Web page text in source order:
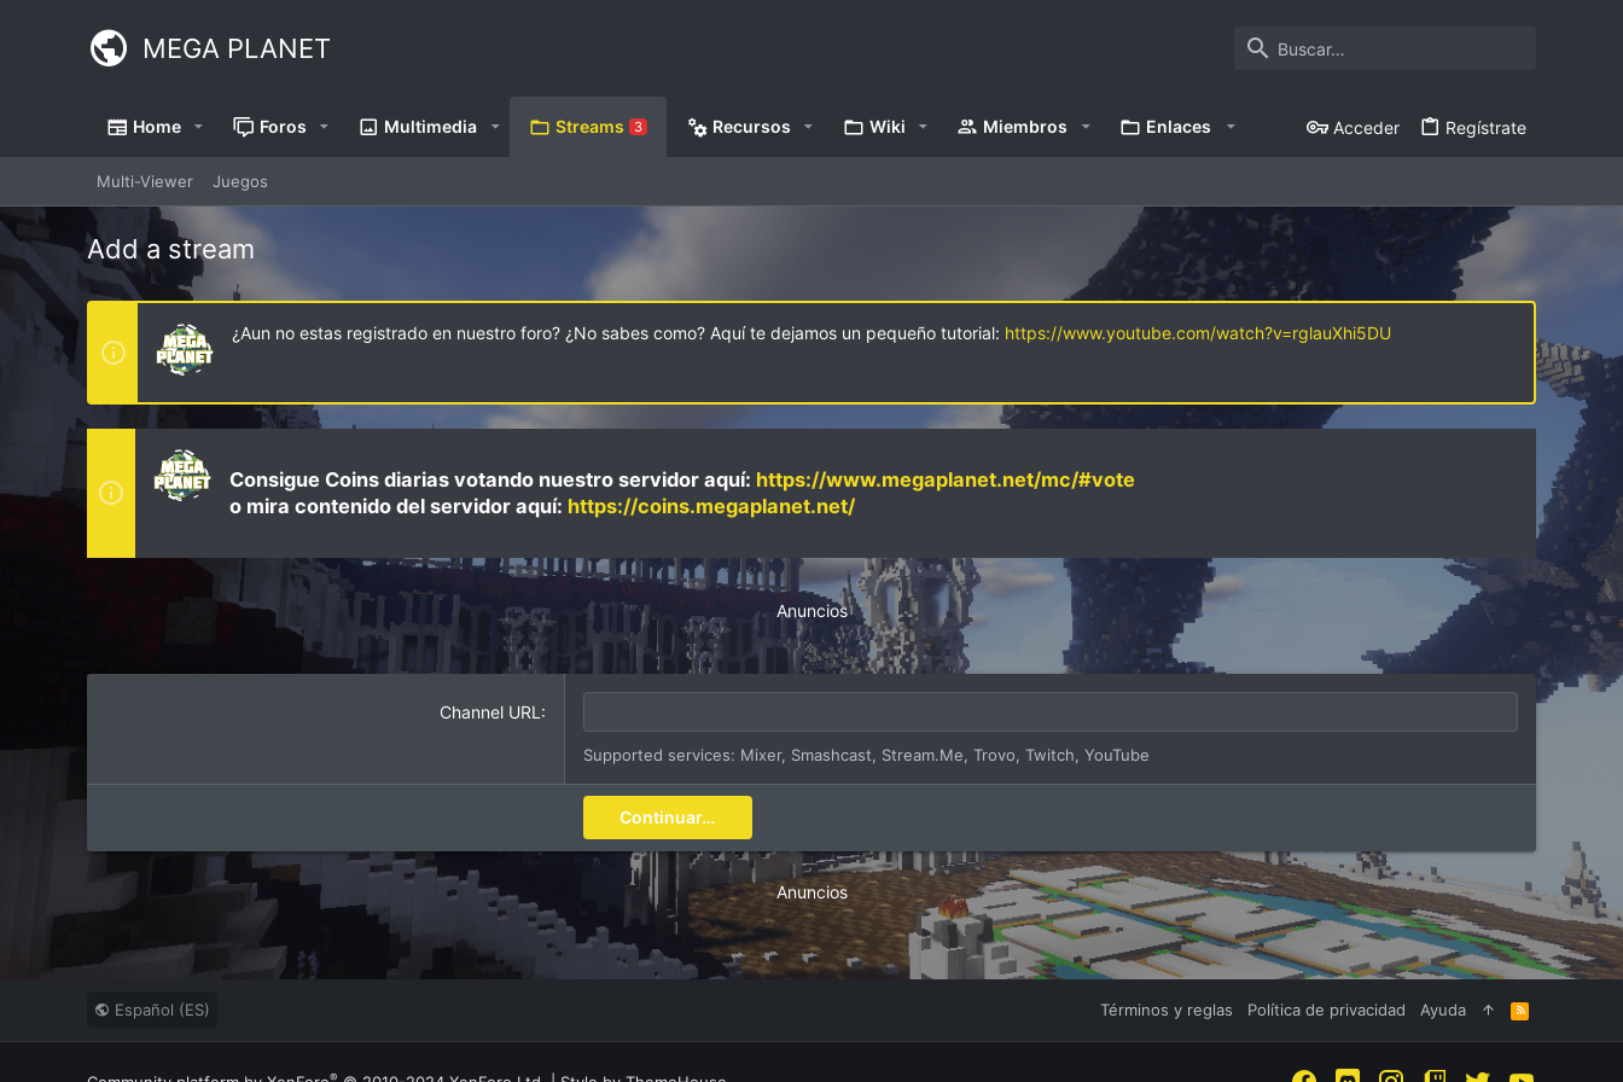
MEGA PLANET
Home Foros Multimedia Streams 3 Recursos Wiki Miembros Enlaces Acceder Regístrate
Multi-Viewer Juegos
Add a stream
¿Aun no estas registrado en nuestro foro? ¿No sabes como? Aquí te dejamos un pequeño tutorial: https://www.youtube.com/watch?v=rglauXhi5DU
Consigue Coins diarias votando nuestro servidor aquí: https://www.megaplanet.net/mc/#vote
o mira contenido del servidor aquí: https://coins.megaplanet.net/
Anuncios
Channel URL
Supported services: Mixer, Smashcast, Stream.Me, Trovo, Twitch, YouTube
Continuar…
Anuncios
Español (ES) Términos y reglas Política de privacidad Ayuda
R
S
S
®